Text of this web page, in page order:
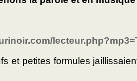
et petites formules